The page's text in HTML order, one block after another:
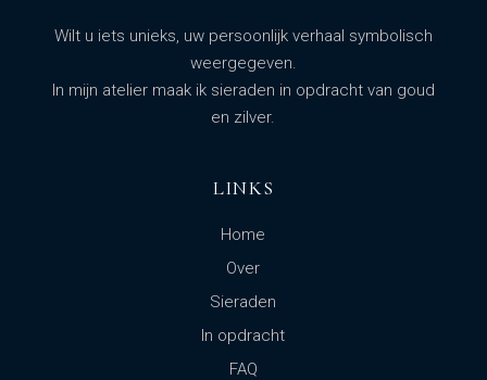
Wilt u iets unieks, uw persoonlijk verhaal symbolisch
weergegeven.
In mijn atelier maak ik sieraden in opdracht van goud
en zilver.
LINKS
Home
Over
Sieraden
In opdracht
FAQ